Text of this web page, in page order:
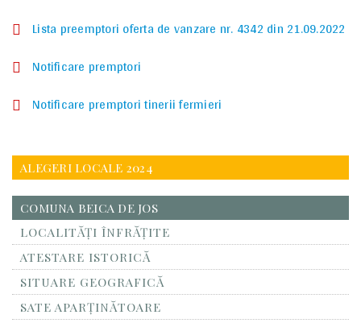
Lista preemptori oferta de vanzare nr. 4342 din 21.09.2022
Notificare premptori
Notificare premptori tinerii fermieri
ALEGERI LOCALE 2024
COMUNA BEICA DE JOS
LOCALITĂŢI ÎNFRĂŢITE
ATESTARE ISTORICĂ
SITUARE GEOGRAFICĂ
SATE APARȚINĂTOARE